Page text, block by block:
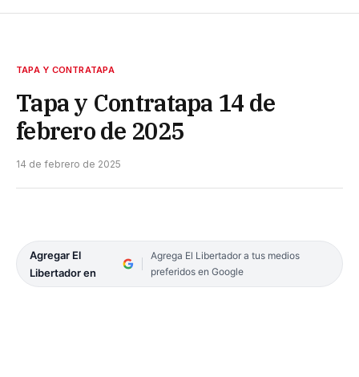
TAPA Y CONTRATAPA
Tapa y Contratapa 14 de
febrero de 2025
14 de febrero de 2025
Agregar El
Libertador en
Agrega El Libertador a tus medios
preferidos en Google